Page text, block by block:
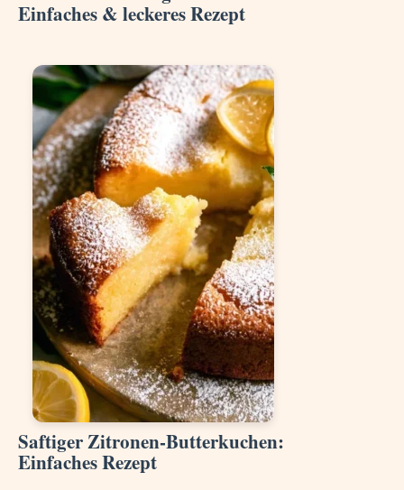
Einfaches & leckeres Rezept
Saftiger Zitronen-Butterkuchen:
Einfaches Rezept